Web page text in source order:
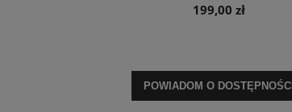
199,00 zł
POWIADOM O DOSTĘPNOŚCI